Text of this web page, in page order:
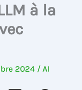
à la
2024 / AI